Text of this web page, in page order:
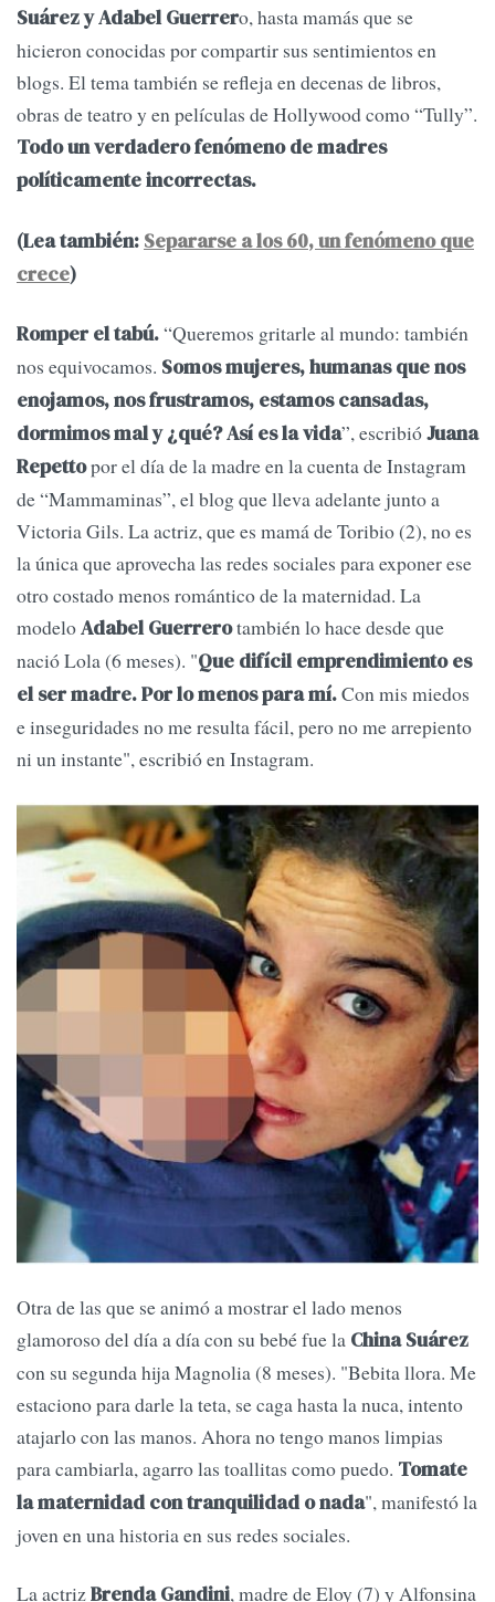
Suárez y Adabel Guerrero, hasta mamás que se
hicieron conocidas por compartir sus sentimientos en
blogs. El tema también se refleja en decenas de libros,
obras de teatro y en películas de Hollywood como “Tully”.
Todo un verdadero fenómeno de madres
políticamente incorrectas.
(Lea también: Separarse a los 60, un fenómeno que
crece)
Romper el tabú.“Queremos gritarle al mundo: también
nos equivocamos. Somos mujeres, humanas que nos
enojamos, nos frustramos, estamos cansadas,
dormimos mal y ¿qué? Así es la vida”, escribióJuana
Repettopor el día de la madre en la cuenta de Instagram
de “Mammaminas”, el blog que lleva adelante junto a
Victoria Gils. La actriz, que es mamá de Toribio (2), no es
la única que aprovecha las redes sociales para exponer ese
otro costado menos romántico de la maternidad. La
modeloAdabel Guerrerotambién lo hace desde que
nació Lola (6 meses). "Que difícil emprendimiento es
el ser madre. Por lo menos para mí.Con mis miedos
e inseguridades no me resulta fácil, pero no me arrepiento
ni un instante", escribió en Instagram.
Otra de las que se animó a mostrar el lado menos
glamoroso del día a día con su bebé fue la China Suárez
con su segunda hija Magnolia (8 meses). "Bebita llora. Me
estaciono para darle la teta, se caga hasta la nuca, intento
atajarlo con las manos. Ahora no tengo manos limpias
para cambiarla, agarro las toallitas como puedo. Tomate
la maternidad con tranquilidad o nada", manifestó la
joven en una historia en sus redes sociales.
La actrizBrenda Gandini, madre de Eloy (7) y Alfonsina